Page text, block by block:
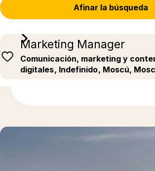
Afinar la búsqueda
Marketing Manager
Comunicación, marketing y
digitales, Indefinido, Moscú,